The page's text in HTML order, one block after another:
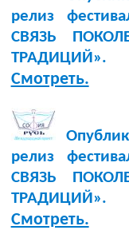
релиз
СВЯЗЬ
ТРАДИЦИЙ».
Смотреть.
релиз
СВЯЗЬ
ТРАДИЦИЙ».
Смотреть.